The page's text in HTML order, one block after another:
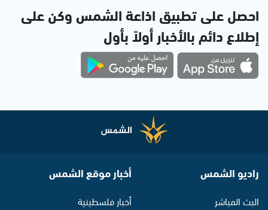
احصل على تطبيق اذاعة الشمس وكن على
إطلاع دائم بالأخبار أولاً بأول
راديو الشمس
البث المباشر
أخبار موقع الشمس
أخبار فلسطينية